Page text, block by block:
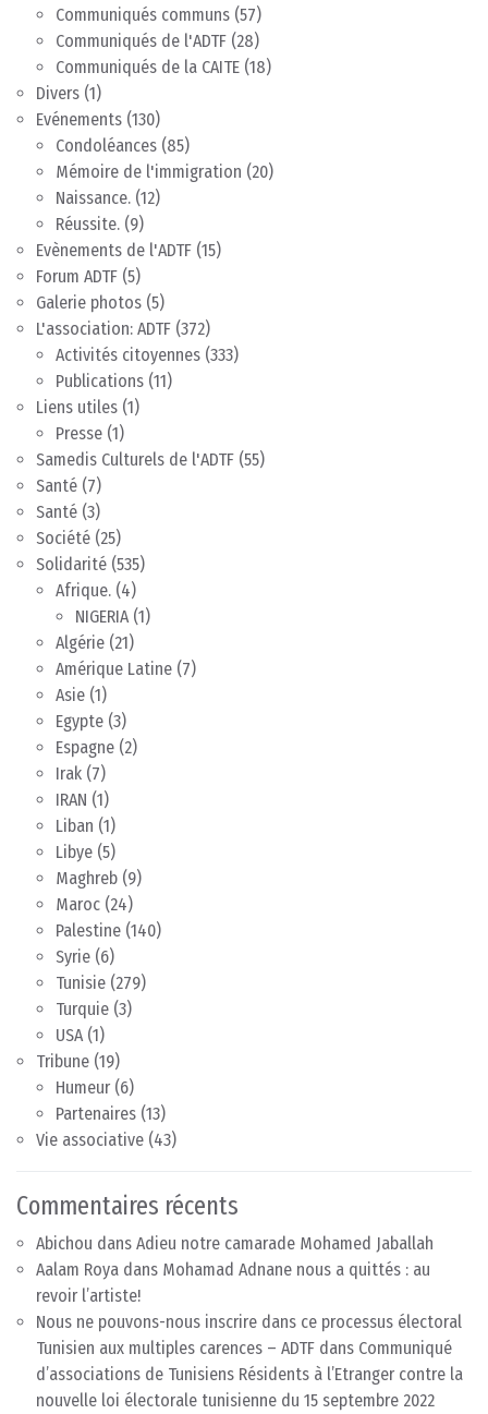
Communiqués communs (57)
Communiqués de l'ADTF (28)
Communiqués de la CAITE (18)
Divers (1)
Evénements (130)
Condoléances (85)
Mémoire de l'immigration (20)
Naissance. (12)
Réussite. (9)
Evènements de l'ADTF (15)
Forum ADTF (5)
Galerie photos (5)
L'association: ADTF (372)
Activités citoyennes (333)
Publications (11)
Liens utiles (1)
Presse (1)
Samedis Culturels de l'ADTF (55)
Santé (7)
Santé (3)
Société (25)
Solidarité (535)
Afrique. (4)
NIGERIA(1)
Algérie (21)
Amérique Latine (7)
Asie (1)
Egypte (3)
Espagne (2)
Irak (7)
IRAN (1)
Liban (1)
Libye (5)
Maghreb (9)
Maroc (24)
Palestine (140)
Syrie (6)
Tunisie (279)
Turquie (3)
USA(1)
Tribune (19)
Humeur (6)
Partenaires (13)
Vie associative (43)
Commentaires récents
Abichou dans Adieu notre camarade Mohamed Jaballah
Aalam Roya dans Mohamad Adnane nous a quittés : au
revoir l’artiste!
Nous ne pouvons-nous inscrire dans ce processus électoral
Tunisien aux multiples carences – ADTF dans Communiqué
d’associations de Tunisiens Résidents à l’Etranger contre la
nouvelle loi électorale tunisienne du 15 septembre 2022